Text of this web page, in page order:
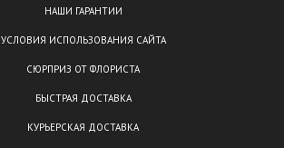
НАШИ ГАРАНТИИ
УСЛОВИЯ ИСПОЛЬЗОВАНИЯ САЙТА
СЮРПРИЗ ОТ ФЛОРИСТА
БЫСТРАЯ ДОСТАВКА
КУРЬЕРСКАЯ ДОСТАВКА